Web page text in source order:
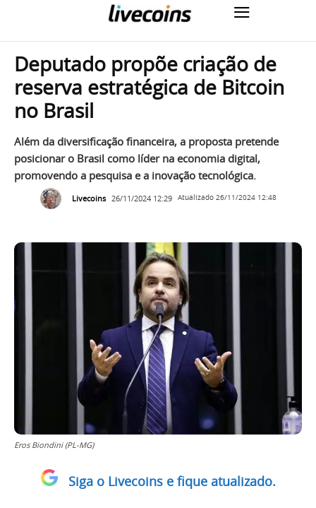
Deputado propõe criação de
reserva estratégica de Bitcoin
no Brasil
Além da diversificação financeira, a proposta pretende
posicionar o Brasil como líder na economia digital,
promovendo a pesquisa e a inovação tecnológica.
Livecoins 26/11/2024 12:29 Atualizado 26/11/2024 12:48
Eros Biondini (PL-MG)
Siga o Livecoins e fique atualizado.